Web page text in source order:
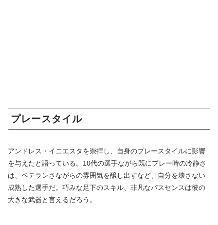
プレースタイル
アンドレス・イニエスタを崇拝し、自身のプレースタイルに影響
を与えたと語っている。10代の選手ながら既にプレー時の冷静さ
は、ベテランさながらの雰囲気を醸し出すなど、自分を壊さない
成熟した選手だ。巧みな足下のスキル、非凡なパスセンスは彼の
大きな武器と言えるだろう。